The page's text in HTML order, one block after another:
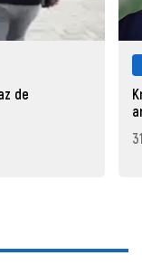
de